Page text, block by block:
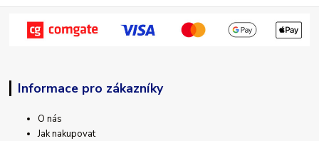
Informace pro zákazníky
O nás
Jak nakupovat